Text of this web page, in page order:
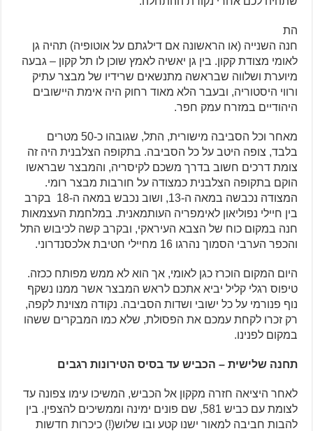
הת
חנה השנייה (או הראשונה אם דילגתם על אוטופיה) תהיה גן
לאומי מצודת קקון. בין גן יאשיה לאמץ שוכן לו תל קקון – גבעה
מיוערת ושלווה שבראשה מתנשאים שרידיו של מבצר עתיק
ורווי היסטוריה, ובעבר הלא מאוד רחוק היה אימת היישובים
היהודיים במזרח עמק חפר.
מאחר וכל הסביבה מישורית, התל, שגובהו כ-50 מטרים
בלבד, צופה היטב על כל הסביבה. בתקופה הצלבנית היה זה
צומת דרכים חשוב בדרך משכם לקיסריה, והמבצר שבראשו
הוקם בתקופה הצלבנית כמצודה על חורבות מבצר רומי.
המצודה נכבשה במאה ה-13, ושוב נכבש במאה ה-18
בקרב
בין חיילי נפוליאון לאימפריה העותמאנית. במלחמת העצמאות
חנה במקום כוח של הצבא העיראקי, ובקרב קשה לכיבוש התל
והכפר הערבי הסמוך נהרגו 16 מחיילי חטיבת אלכסנדרוני.
היום המקום הוכרז כגן לאומי, אך הוא לא ממש מפותח ככזה.
טיפוס רגלי קליל יביא אתכם לראש המבצר אשר ממנו נשקף
נוף פנורמי על כל ישובי ושדות הסביבה. נקודה מצוינת לקפה,
רק זכרו לקחת עמכם את הפסולת, שלא כמו המבקרים ששהו
במקום לפנינו.
תחנה שלישית – הכביש עד בסיס הטירונות רגבים
לאחר היציאה חזרה מקקון אל הכביש, המשיכו עימו צפונה עד
לצומת עם כביש 581, שם פונים ימינה וממשיכים להצפין. בין
להבות חביבה למאור ישנו קטע ובו שלוש(!) כיכרות חדשות